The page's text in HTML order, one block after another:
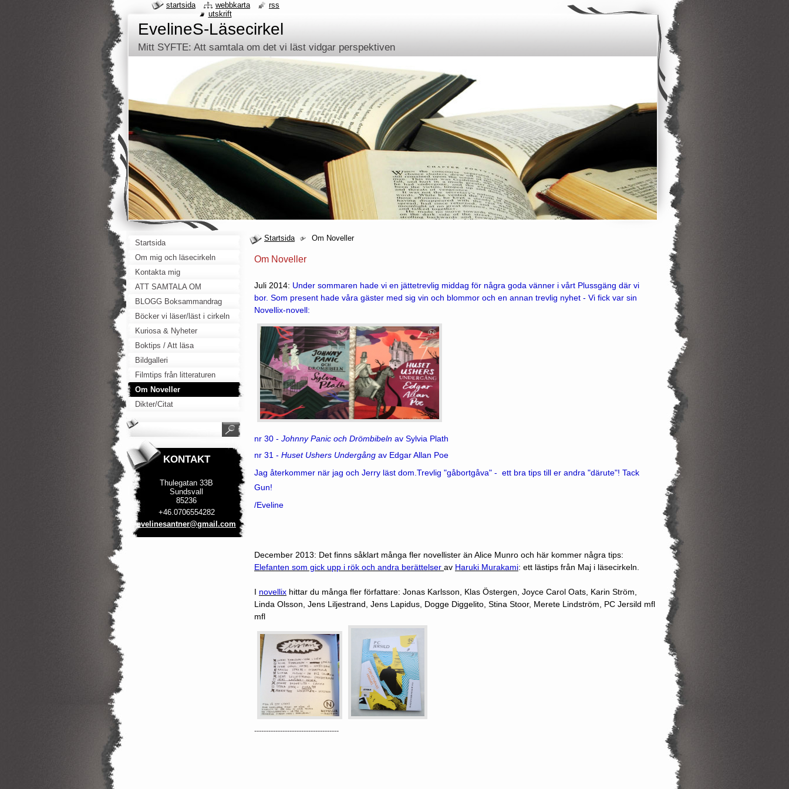
EvelineS-Läsecirkel
Mitt SYFTE: Att samtala om det vi läst vidgar perspektiven
Startsida Om Noveller
Om Noveller
Juli 2014: Under sommaren hade vi en jättetrevlig middag för några goda vänner i vårt Plussgäng där vi
bor. Som present hade våra gäster med sig vin och blommor och en annan trevlig nyhet - Vi fick var sin
Novellix-novell:
nr 30 - Johnny Panic och Drömbibeln av Sylvia Plath
nr 31 - Huset Ushers Undergång av Edgar Allan Poe
Jag återkommer när jag och Jerry läst dom.Trevlig "gåbortgåva" - ett bra tips till er andra "därute"! Tack
Gun!
/Eveline
December 2013: Det finns såklart många fler novellister än Alice Munro och här kommer några tips:
Elefanten som gick upp i rök och andra berättelser av Haruki Murakami: ett lästips från Maj i läsecirkeln.
I novellix hittar du många fler författare: Jonas Karlsson, Klas Östergen, Joyce Carol Oats, Karin Ström,
Linda Olsson, Jens Liljestrand, Jens Lapidus, Dogge Diggelito, Stina Stoor, Merete Lindström, PC Jersild mfl
mfl
------------------------------------
Startsida
Om mig och läsecirkeln
Kontakta mig
ATT SAMTALA OM
BLOGG Boksammandrag
Böcker vi läser/läst i cirkeln
Kuriosa & Nyheter
Boktips / Att läsa
Bildgalleri
Filmtips från litteraturen
Om Noveller
Dikter/Citat
KONTAKT
Thulegatan 33B
Sundsvall
85236
+46.0706554282
evelinesantner@gmail.com
startsida webbkarta
rss
utskrift